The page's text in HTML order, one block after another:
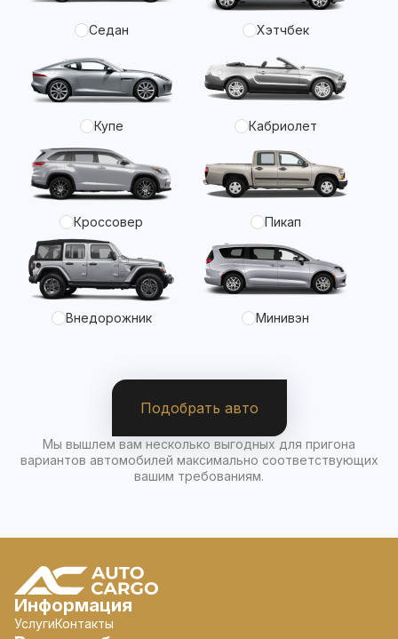
Седан Хэтчбек
Купе Кабриолет
Кроссовер Пикап
Внедорожник Минивэн
Подобрать авто
Мы вышлем вам несколько выгодных для пригона
вариантов автомобилей максимально соответствующих
вашим требованиям.
Информация
УслугиКонтакты